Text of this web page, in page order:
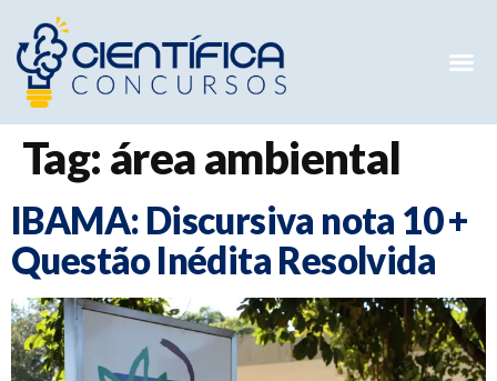
Tag: área ambiental
IBAMA: Discursiva nota 10 +
Questão Inédita Resolvida